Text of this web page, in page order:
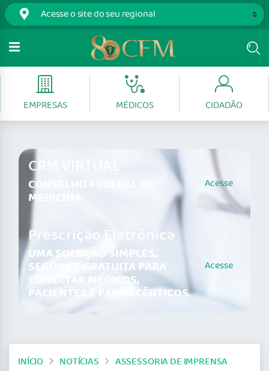
EMPRESAS MÉDICOS CIDADÃO
CRM VIRTUAL
CONSELHO FEDERAL DE
MEDICINA
Acesse
Prescrição Eletrônica
UMA SOLUÇÃO SIMPLES,
SEGURA E GRATUITA PARA
CONECTAR MÉDICOS,
PACIENTES E FARMACÊUTICOS.
Acesse
INÍCIO NOTÍCIAS
ASSESSORIA DE IMPRENSA